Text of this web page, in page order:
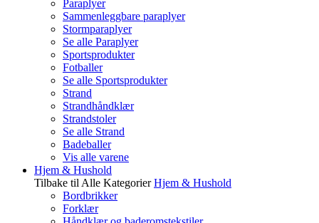
Paraplyer
Sammenleggbare paraplyer
Stormparaplyer
Se alle Paraplyer
Sportsprodukter
Fotballer
Se alle Sportsprodukter
Strand
Strandhåndklær
Strandstoler
Se alle Strand
Badeballer
Vis alle varene
Hjem & Hushold
Tilbake til Alle Kategorier Hjem & Hushold
Bordbrikker
Forklær